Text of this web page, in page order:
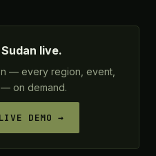
live.
— every region, event,
on demand.
DEMO →